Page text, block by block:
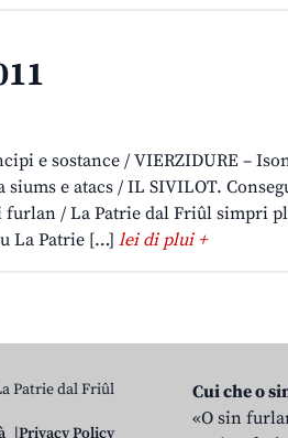
e sostance / VIERZIDURE –
siums e atacs / IL SIVILOT.
/ La Patrie dal Friûl simpri
La Patrie […] lei di plui +
Patrie dal Friûl
Privacy Policy
Cui che o
«O sin